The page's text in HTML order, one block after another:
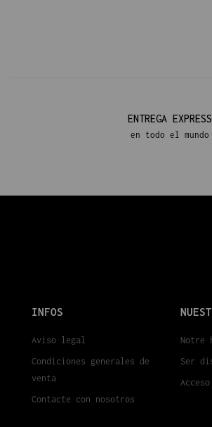
ENTREGA EXPRESS
en todo el mundo
INFOS
Aviso legal
Condiciones generales de
venta
Contacte con nosotros
Notre
Ser
Acceso